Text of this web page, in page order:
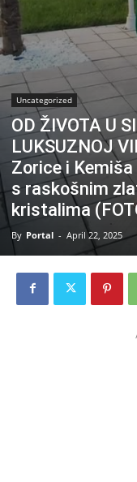
Uncategorized
OD ŽIVOTA U
LUKSUZNOJ
Zorice i
s raskošnim
kristalima
By Portal - April 22, 2025